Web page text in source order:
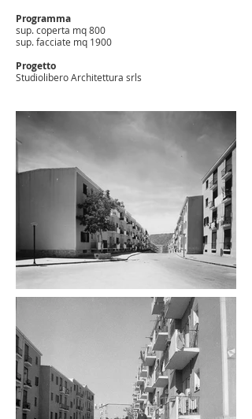
Programma
sup. coperta mq 800
sup. facciate mq 1900
Progetto
Studiolibero Architettura srls